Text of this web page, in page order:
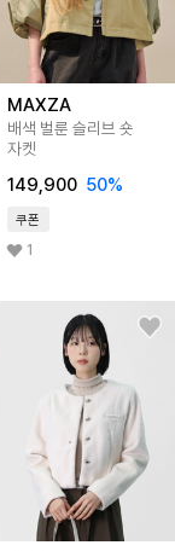
MAXZA
배색 벌룬 슬리브 숏
자켓
149,900 50%
쿠폰
1